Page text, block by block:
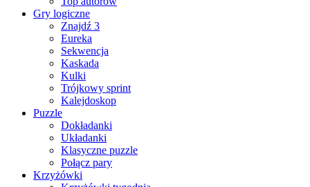
Gry logiczne
Znajdź 3
Eureka
Sekwencja
Kaskada
Kulki
Trójkowy sprint
Kalejdoskop
Puzzle
Dokładanki
Układanki
Klasyczne puzzle
Połącz pary
Krzyżówki